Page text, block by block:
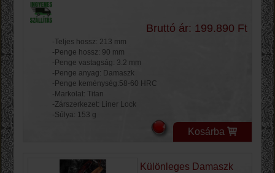
Bruttó ár: 199.890 Ft
-Teljes hossz: 213 mm
-Penge hossz: 90 mm
-Penge vastagság: 3.2 mm
-Penge anyag: Damaszk
-Penge keménység:58-60 HRC
-Markolat: Titan
-Zárszerkezet: Liner Lock
-Súlya: 153 g
Kosárba
Különleges Damaszk